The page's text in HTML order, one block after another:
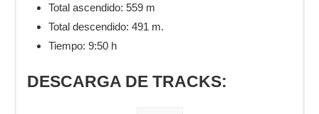
Total ascendido: 559 m
Total descendido: 491 m.
Tiempo: 9:50 h
DESCARGA DE TRACKS: